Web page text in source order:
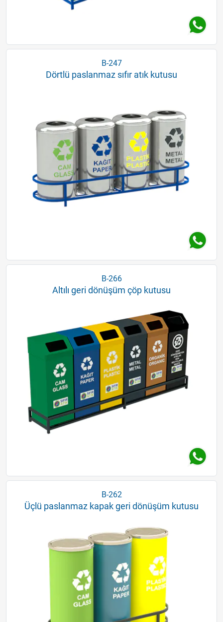
B-247
Dörtlü paslanmaz sıfır atık kutusu
B-266
Altılı geri dönüşüm çöp kutusu
B-262
Üçlü paslanmaz kapak geri dönüşüm kutusu